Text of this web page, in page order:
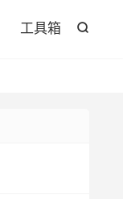

工具箱